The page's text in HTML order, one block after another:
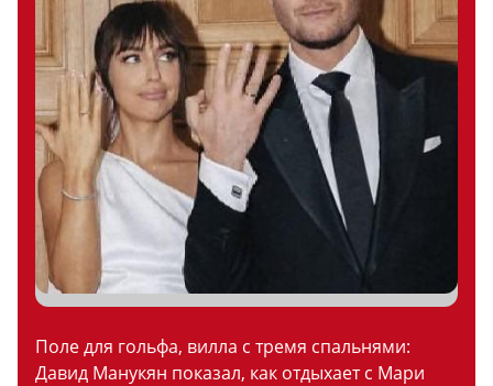
Поле для гольфа, вилла с тремя спальнями:
Давид Манукян показал, как отдыхает с Мари